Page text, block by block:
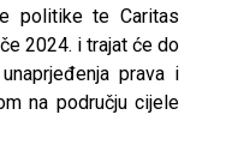
politike te Caritas
2024. i trajat će do
prava i
na području cijele